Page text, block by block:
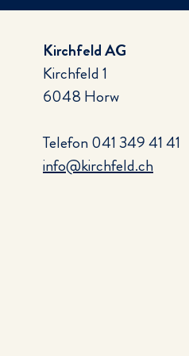
Fasnacht 2026Kirchfeld AG
Kirchfeld 1
6048 Horw
Telefon041 349 41 41
info@kirchfeld.ch